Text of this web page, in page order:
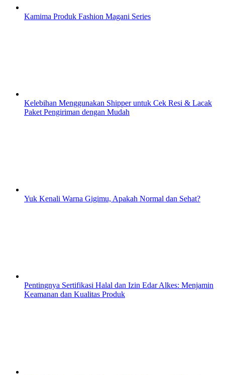
Kamima Produk Fashion Magani Series
Kelebihan Menggunakan Shipper untuk Cek Resi & Lacak
Paket Pengiriman dengan Mudah
Yuk Kenali Warna Gigimu, Apakah Normal dan Sehat?
Pentingnya Sertifikasi Halal dan Izin Edar Alkes: Menjamin
Keamanan dan Kualitas Produk